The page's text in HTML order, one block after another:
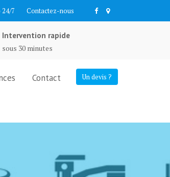
24/7 Contactez-nous
Intervention rapide
sous 30 minutes
Un devis ?
Contact